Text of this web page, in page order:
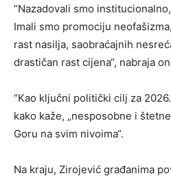
“Nazadovali smo
Imali smo promociju
rast nasilja, saobraćajnih
drastičan rast cijena“, nabraja
“Kao ključni politički cilj za
kako kaže, „nesposobne i
Goru na svim nivoima“.
Na kraju, Zirojević građanima